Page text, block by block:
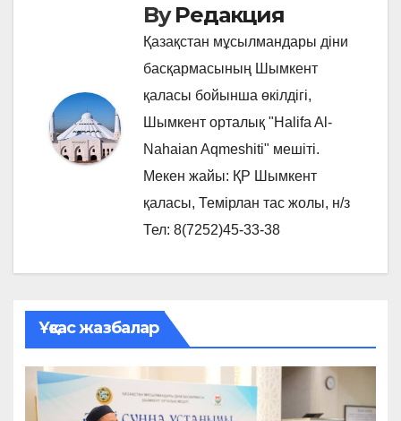
ByРедакция
Қазақстан мұсылмандары діни
басқармасының Шымкент
қаласы бойынша өкілдігі,
Шымкент орталық "Halifa Al-
Nahaian Aqmeshiti" мешіті.
Мекен жайы: ҚР Шымкент
қаласы, Темірлан тас жолы, н/з
Тел: 8(7252)45-33-38
Ұқсас жазбалар